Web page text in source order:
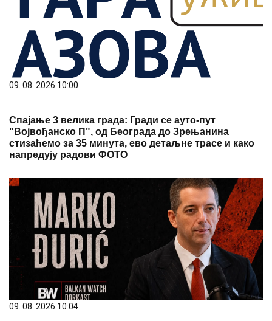
09. 08. 2026 10:00
Спајање 3 велика града: Гради се ауто-пут
"Војвођанско П", од Београда до Зрењанина
стизаћемо за 35 минута, ево детаљне трасе и како
напредују радови ФОТО
09. 08. 2026 10:04